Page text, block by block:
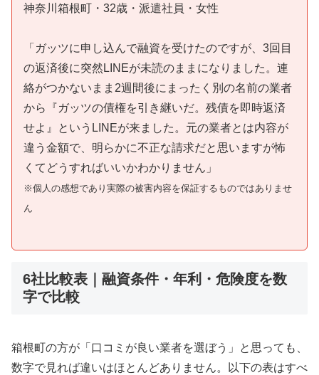
神奈川箱根町・32歳・派遣社員・女性
「ガッツに申し込んで融資を受けたのですが、3回目
の返済後に突然LINEが未読のままになりました。連
絡がつかないまま2週間後にまったく別の名前の業者
から『ガッツの債権を引き継いだ。残債を即時返済
せよ』というLINEが来ました。元の業者とは内容が
違う金額で、明らかに不正な請求だと思いますが怖
くてどうすればいいかわかりません」
※個人の感想であり実際の被害内容を保証するものではありませ
ん
6社比較表｜融資条件・年利・危険度を数
字で比較
箱根町の方が「口コミが良い業者を選ぼう」と思っても、
数字で見れば違いはほとんどありません。以下の表はすべ